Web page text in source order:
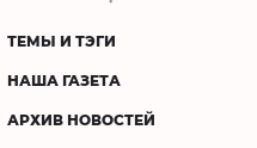
ТЕМЫ И ТЭГИ
НАША ГАЗЕТА
АРХИВ НОВОСТЕЙ